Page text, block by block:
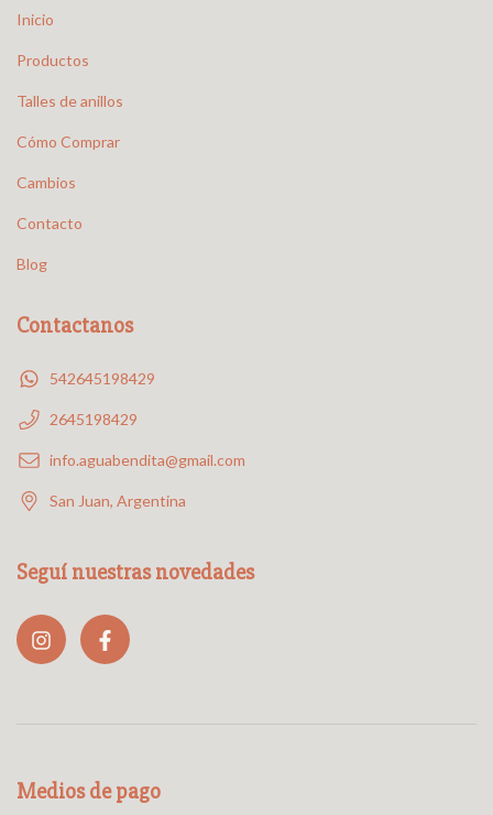
Inicio
Productos
Talles de anillos
Cómo Comprar
Cambios
Contacto
Blog
Contactanos
542645198429
2645198429
info.aguabendita@gmail.com
San Juan, Argentina
Seguí nuestras novedades
Medios de pago